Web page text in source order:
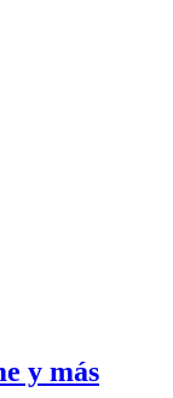
y más